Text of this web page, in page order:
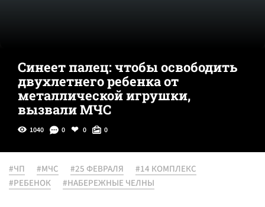
Синеет палец: чтобы освободить
двухлетнего ребенка от
металлической игрушки,
вызвали МЧС
1040 0 0 0
#ЧП #МЧС #25 ФЕВРАЛЯ
#14 КОМПЛЕКС
#РЕБЕНОК
#НАБЕРЕЖНЫЕ ЧЕЛНЫ